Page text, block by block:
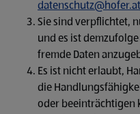
datenschutz@hofer.at
Sie sind verpflichtet,
und es ist
fremde Daten
Es ist nicht erlaubt,
die
oder beeinträchtigen